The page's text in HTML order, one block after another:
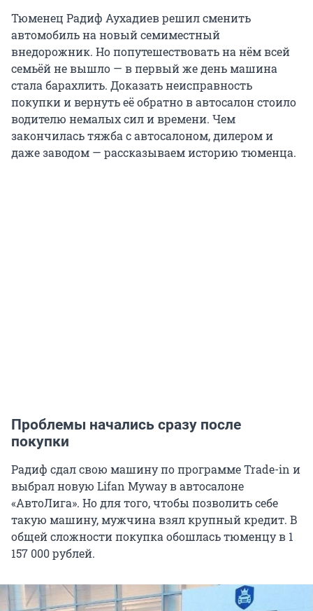
Тюменец Радиф Аухадиев решил сменить
автомобиль на новый семиместный
внедорожник. Но попутешествовать на нём всей
семьёй не вышло — в первый же день машина
стала барахлить. Доказать неисправность
покупки и вернуть её обратно в автосалон стоило
водителю немалых сил и времени. Чем
закончилась тяжба с автосалоном, дилером и
даже заводом — рассказываем историю тюменца.
Проблемы начались сразу после
покупки
Радиф сдал свою машину по программе Trade-in и
выбрал новую Lifan Myway в автосалоне
«АвтоЛига». Но для того, чтобы позволить себе
такую машину, мужчина взял крупный кредит. В
общей сложности покупка обошлась тюменцу в 1
157 000 рублей.